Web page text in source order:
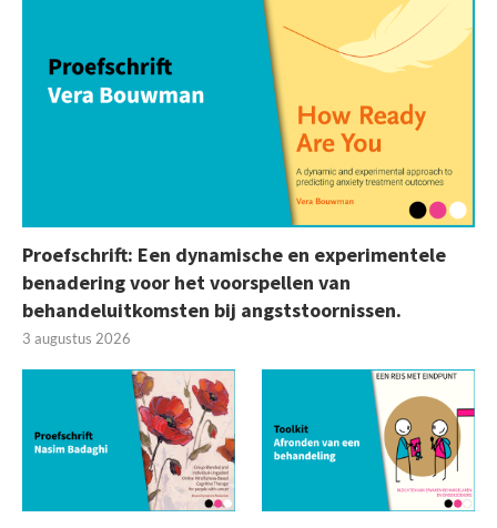
Proefschrift: Een dynamische en experimentele
benadering voor het voorspellen van
behandeluitkomsten bij angststoornissen.
3 augustus 2026